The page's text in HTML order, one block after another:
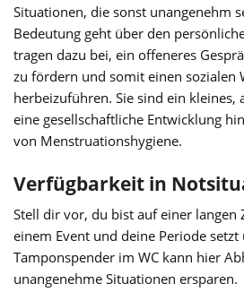
Situationen, die sonst unangenehm
Bedeutung geht über den
tragen dazu bei, ein offeneres
zu fördern und somit einen sozialen
herbeizuführen. Sie sind ein kleines,
eine gesellschaftliche Entwicklung
von Menstruationshygiene.
Verfügbarkeit in
Stell dir vor, du bist auf einer langen
einem Event und deine Periode setzt
Tamponspender im WC kann hier
unangenehme Situationen ersparen.